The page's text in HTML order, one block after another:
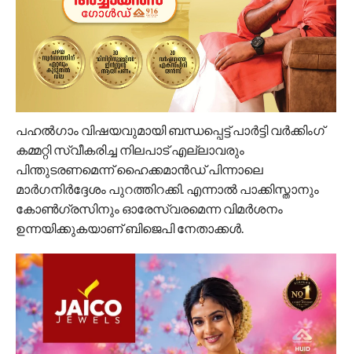
പഹല്‍ഗാം വിഷയവുമായി ബന്ധപ്പെട്ട് പാര്‍ട്ടി വര്‍ക്കിംഗ്
കമ്മറ്റി സ്വീകരിച്ച നിലപാട് എല്ലാവരും
പിന്തുടരണമെന്ന് ഹൈക്കമാന്‍ഡ് പിന്നാലെ
മാര്‍ഗനിര്‍ദ്ദേശം പുറത്തിറക്കി. എന്നാല്‍ പാക്കിസ്താനും
കോണ്‍ഗ്രസിനും ഓരേസ്വരമെന്ന വിമര്‍ശനം
ഉന്നയിക്കുകയാണ് ബിജെപി നേതാക്കള്‍.